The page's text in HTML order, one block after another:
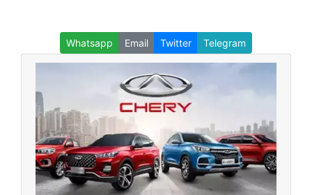
Whatsapp Email Twitter Telegram